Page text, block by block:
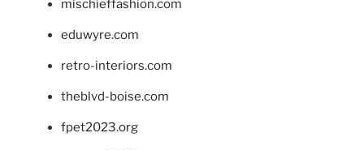
mischieffashion.com
eduwyre.com
retro-interiors.com
theblvd-boise.com
fpet2023.org